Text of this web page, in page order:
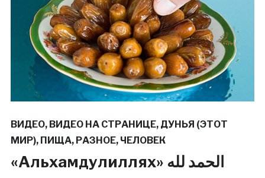
ВИДЕО, ВИДЕО НА СТРАНИЦЕ, ДУНЬЯ (ЭТОТ
МИР), ПИЩА, РАЗНОЕ, ЧЕЛОВЕК
«Альхамдулиллях» الحمد لله